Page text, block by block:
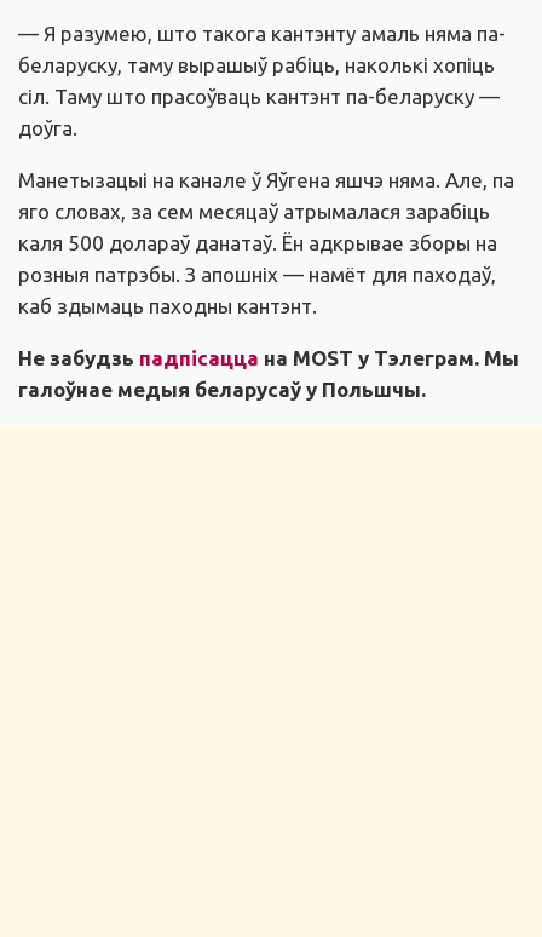
— Я разумею, што такога кантэнту амаль няма па-
беларуску, таму вырашыў рабіць, наколькі хопіць
сіл. Таму што прасоўваць кантэнт па-беларуску —
доўга.
Манетызацыі на канале ў Яўгена яшчэ няма. Але, па
яго словах, за сем месяцаў атрымалася зарабіць
каля 500 долараў данатаў. Ён адкрывае зборы на
розныя патрэбы. З апошніх — намёт для паходаў,
каб здымаць паходны кантэнт.
Не забудзь падпісацца на MOST у Тэлеграм. Мы
галоўнае медыя беларусаў у Польшчы.